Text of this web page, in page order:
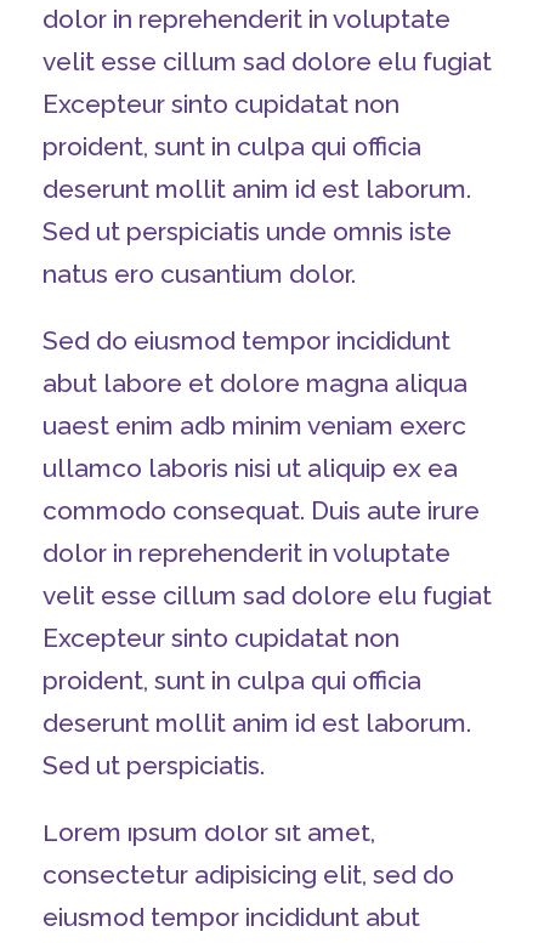
dolor in reprehenderit in voluptate
velit esse cillum sad dolore elu fugiat
Excepteur sinto cupidatat non
proident, sunt in culpa qui officia
deserunt mollit anim id est laborum.
Sed ut perspiciatis unde omnis iste
natus ero cusantium dolor.
Sed do eiusmod tempor incididunt
abut labore et dolore magna aliqua
uaest enim adb minim veniam exerc
ullamco laboris nisi ut aliquip ex ea
commodo consequat. Duis aute irure
dolor in reprehenderit in voluptate
velit esse cillum sad dolore elu fugiat
Excepteur sinto cupidatat non
proident, sunt in culpa qui officia
deserunt mollit anim id est laborum.
Sed ut perspiciatis.
Lorem ipsum dolor sit amet,
consectetur adipisicing elit, sed do
eiusmod tempor incididunt abut